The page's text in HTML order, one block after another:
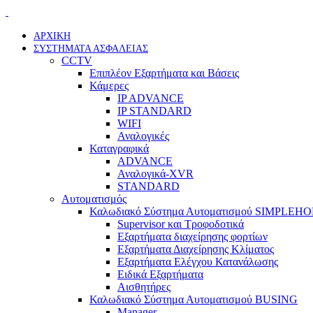
ΑΡΧΙΚΗ
ΣΥΣΤΗΜΑΤΑ ΑΣΦΑΛΕΙΑΣ
CCTV
Επιπλέον Εξαρτήματα και Βάσεις
Κάμερες
IP ADVANCE
IP STANDARD
WIFI
Αναλογικές
Καταγραφικά
ADVANCE
Αναλογικά-XVR
STANDARD
Αυτοματισμός
Καλωδιακό Σύστημα Αυτοματισμού
Supervisor και Τροφοδοτικά
Εξαρτήματα διαχείρησης φορτίων
Εξαρτήματα Διαχείρησης Κλίματος
Εξαρτήματα Ελέγχου Κατανάλωσης
Ειδικά Εξαρτήματα
Αισθητήρες
Καλωδιακό Σύστημα Αυτοματισμού BUSING